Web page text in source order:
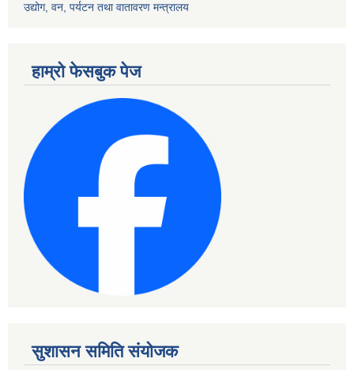
उद्योग, वन, पर्यटन तथा वातावरण मन्त्रालय
हाम्रो फेसबुक पेज
सुशासन समिति संयोजक